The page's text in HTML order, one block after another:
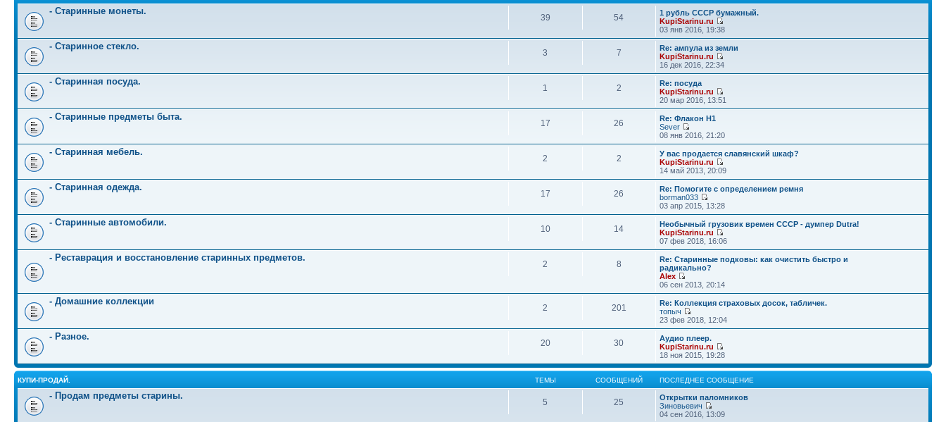
- Старинные монеты.
39 54
1 рубль СССР бумажный.
KupiStarinu.ru
03 янв 2016, 19:38
- Старинное стекло.
3 7
Re: ампула из земли
KupiStarinu.ru
16 дек 2016, 22:34
- Старинная посуда.
1 2
Re: посуда
KupiStarinu.ru
20 мар 2016, 13:51
- Старинные предметы быта.
17 26
Re: Флакон Н1
Sever
08 янв 2016, 21:20
- Старинная мебель.
2 2
У вас продается славянский шкаф?
KupiStarinu.ru
14 май 2013, 20:09
- Старинная одежда.
17 26
Re: Помогите с определением ремня
borman033
03 апр 2015, 13:28
- Старинные автомобили.
10 14
Необычный грузовик времен СССР - думпер Dutra!
KupiStarinu.ru
07 фев 2018, 16:06
- Реставрация и восстановление старинных предметов.
2 8
Re: Старинные подковы: как очистить быстро и
радикально?
Alex
06 сен 2013, 20:14
- Домашние коллекции
2 201
Re: Коллекция страховых досок, табличек.
топыч
23 фев 2018, 12:04
- Разное.
20 30
Аудио плеер.
KupiStarinu.ru
18 ноя 2015, 19:28
КУПИ-ПРОДАЙ. ТЕМЫ СООБЩЕНИЙ ПОСЛЕДНЕЕ СООБЩЕНИЕ
- Продам предметы старины.
5 25
Открытки паломников
Зиновьевич
04 сен 2016, 13:09